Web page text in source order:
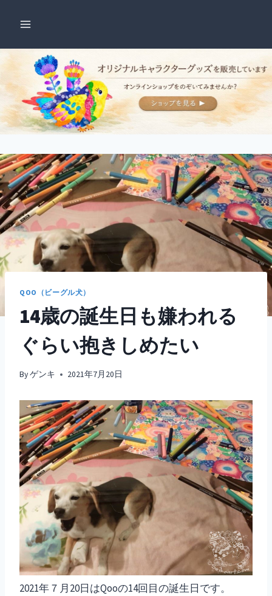
ス
ッ
プ
QOO（ビーグル犬）
14歳の誕生日も嫌われる
ぐらい抱きしめたい
Byゲンキ 2021年7月20日
2021年７月20日はQooの14回目の誕生日です。